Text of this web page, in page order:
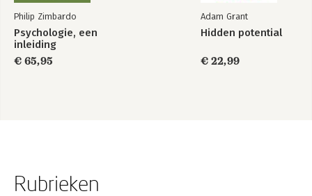
Philip Zimbardo
Psychologie, een
inleiding
€ 65,95
Adam Grant
Hidden potential
€ 22,99
Rubrieken